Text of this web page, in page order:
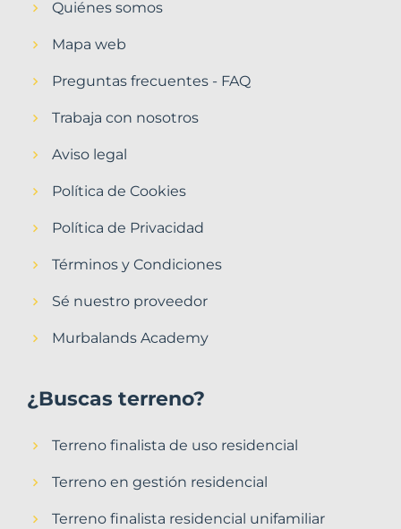
Quiénes somos
Mapa web
Preguntas frecuentes - FAQ
Trabaja con nosotros
Aviso legal
Política de Cookies
Política de Privacidad
Términos y Condiciones
Sé nuestro proveedor
Murbalands Academy
¿Buscas terreno?
Terreno finalista de uso residencial
Terreno en gestión residencial
Terreno finalista residencial unifamiliar